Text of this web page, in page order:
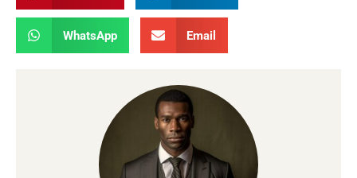
WhatsApp Email